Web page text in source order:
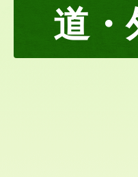
道・